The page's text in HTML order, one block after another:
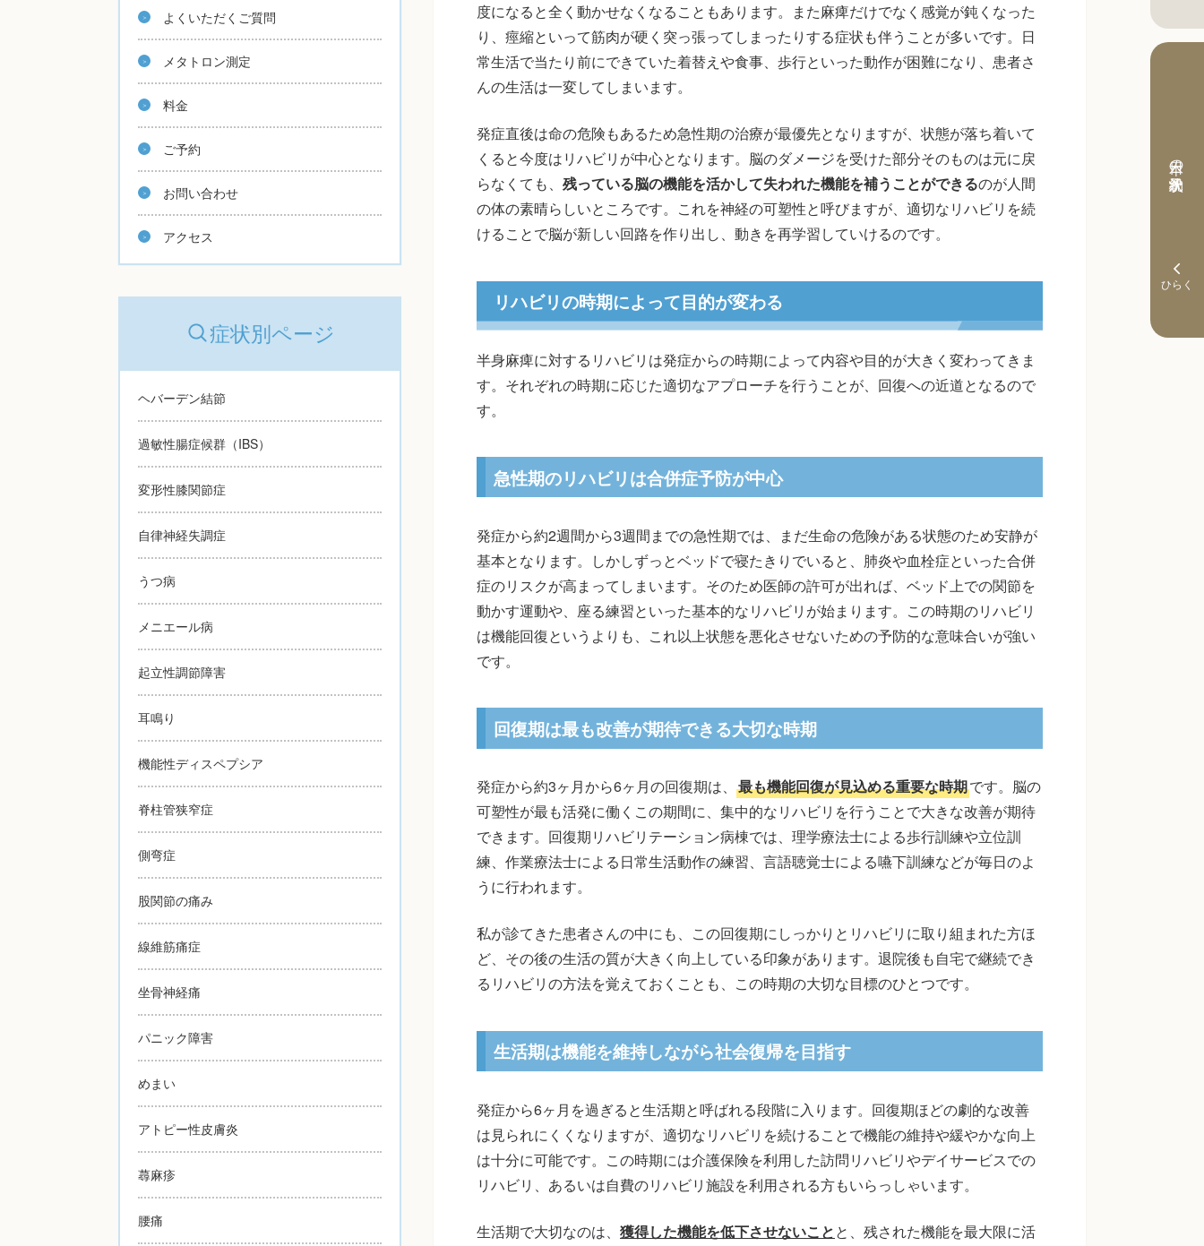
本日の予約状況
度になると全く動かせなくなることもあります。また麻痺だけでなく感覚が鈍くなった
り、痙縮といって筋肉が硬く突っ張ってしまったりする症状も伴うことが多いです。日
常生活で当たり前にできていた着替えや食事、歩行といった動作が困難になり、患者さ
んの生活は一変してしまいます。
発症直後は命の危険もあるため急性期の治療が最優先となりますが、状態が落ち着いて
くると今度はリハビリが中心となります。脳のダメージを受けた部分そのものは元に戻
らなくても、 残っている脳の機能を活かして失われた機能を補うことができるのが人間
の体の素晴らしいところです。これを神経の可塑性と呼びますが、適切なリハビリを続
けることで脳が新しい回路を作り出し、動きを再学習していけるのです。
リハビリの時期によって目的が変わる
半身麻痺に対するリハビリは発症からの時期によって内容や目的が大きく変わってきま
す。それぞれの時期に応じた適切なアプローチを行うことが、回復への近道となるので
す。
急性期のリハビリは合併症予防が中心
発症から約2週間から3週間までの急性期では、まだ生命の危険がある状態のため安静が
基本となります。しかしずっとベッドで寝たきりでいると、肺炎や血栓症といった合併
症のリスクが高まってしまいます。そのため医師の許可が出れば、ベッド上での関節を
動かす運動や、座る練習といった基本的なリハビリが始まります。この時期のリハビリ
は機能回復というよりも、これ以上状態を悪化させないための予防的な意味合いが強い
です。
回復期は最も改善が期待できる大切な時期
発症から約3ヶ月から6ヶ月の回復期は、 最も機能回復が見込める重要な時期です。脳の
可塑性が最も活発に働くこの期間に、集中的なリハビリを行うことで大きな改善が期待
できます。回復期リハビリテーション病棟では、理学療法士による歩行訓練や立位訓
練、作業療法士による日常生活動作の練習、言語聴覚士による嚥下訓練などが毎日のよ
うに行われます。
私が診てきた患者さんの中にも、この回復期にしっかりとリハビリに取り組まれた方ほ
ど、その後の生活の質が大きく向上している印象があります。退院後も自宅で継続でき
るリハビリの方法を覚えておくことも、この時期の大切な目標のひとつです。
生活期は機能を維持しながら社会復帰を目指す
発症から6ヶ月を過ぎると生活期と呼ばれる段階に入ります。回復期ほどの劇的な改善
は見られにくくなりますが、適切なリハビリを続けることで機能の維持や緩やかな向上
は十分に可能です。この時期には介護保険を利用した訪問リハビリやデイサービスでの
リハビリ、あるいは自費のリハビリ施設を利用される方もいらっしゃいます。
生活期で大切なのは、 獲得した機能を低下させないことと、残された機能を最大限に活
よくいただくご質問
メタトロン測定
料金
ご予約
お問い合わせ
アクセス
症状別ページ
ヘバーデン結節
過敏性腸症候群（IBS）
変形性膝関節症
自律神経失調症
うつ病
メニエール病
起立性調節障害
耳鳴り
機能性ディスペプシア
脊柱管狭窄症
側弯症
股関節の痛み
線維筋痛症
坐骨神経痛
パニック障害
めまい
アトピー性皮膚炎
蕁麻疹
腰痛